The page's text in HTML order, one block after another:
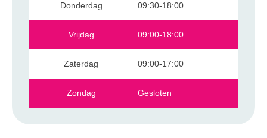
Donderdag 09:30-18:00
Vrijdag 09:00-18:00
Zaterdag 09:00-17:00
Zondag Gesloten